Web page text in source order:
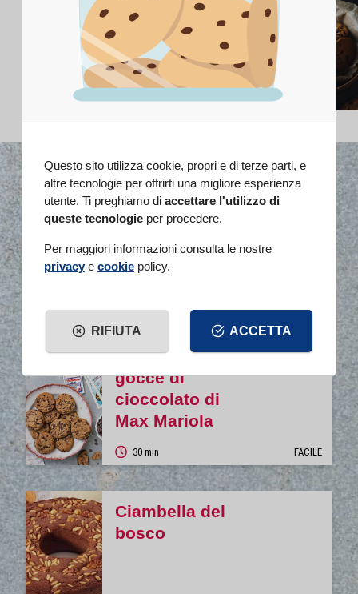
Questo sito utilizza cookie, propri e di terze parti, e
altre tecnologie per offrirti una migliore esperienza
utente. Ti preghiamo di accettare l'utilizzo di
queste tecnologie per procedere.
Per maggiori informazioni consulta le nostre
privacye cookie policy.
ACCETTA
RIFIUTA
Ciambella con
granella di
zucchero di
Max Mariola
Cookies con
gocce di
cioccolato di
Max Mariola
30 min FACILE
Ciambella del
bosco